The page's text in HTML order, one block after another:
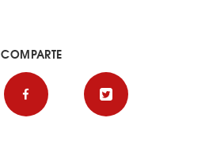
COMPARTE